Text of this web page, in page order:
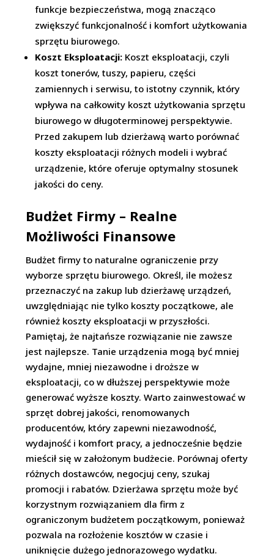
funkcje bezpieczeństwa, mogą znacząco
zwiększyć funkcjonalność i komfort użytkowania
sprzętu biurowego.
Koszt Eksploatacji: Koszt eksploatacji, czyli
koszt tonerów, tuszy, papieru, części
zamiennych i serwisu, to istotny czynnik, który
wpływa na całkowity koszt użytkowania sprzętu
biurowego w długoterminowej perspektywie.
Przed zakupem lub dzierżawą warto porównać
koszty eksploatacji różnych modeli i wybrać
urządzenie, które oferuje optymalny stosunek
jakości do ceny.
Budżet Firmy – Realne
Możliwości Finansowe
Budżet firmy to naturalne ograniczenie przy
wyborze sprzętu biurowego. Określ, ile możesz
przeznaczyć na zakup lub dzierżawę urządzeń,
uwzględniając nie tylko koszty początkowe, ale
również koszty eksploatacji w przyszłości.
Pamiętaj, że najtańsze rozwiązanie nie zawsze
jest najlepsze. Tanie urządzenia mogą być mniej
wydajne, mniej niezawodne i droższe w
eksploatacji, co w dłuższej perspektywie może
generować wyższe koszty. Warto zainwestować w
sprzęt dobrej jakości, renomowanych
producentów, który zapewni niezawodność,
wydajność i komfort pracy, a jednocześnie będzie
mieścił się w założonym budżecie. Porównaj oferty
różnych dostawców, negocjuj ceny, szukaj
promocji i rabatów. Dzierżawa sprzętu może być
korzystnym rozwiązaniem dla firm z
ograniczonym budżetem początkowym, ponieważ
pozwala na rozłożenie kosztów w czasie i
uniknięcie dużego jednorazowego wydatku.